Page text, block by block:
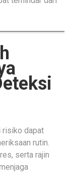
risiko dapat
rutin.
serta rajin